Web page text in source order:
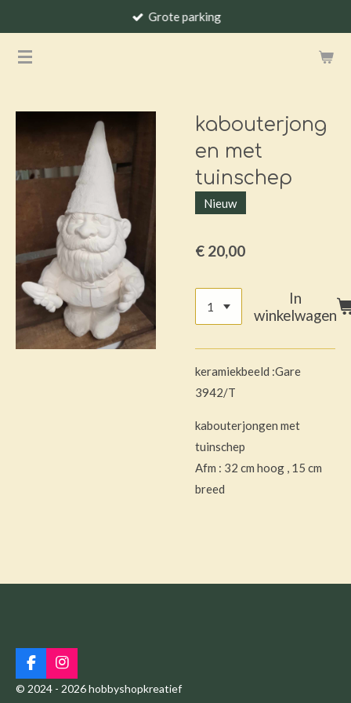
naar
Grote parking
kabouterjong
en met
tuinschep
Nieuw
€ 20,00
In
winkelwagen
keramiekbeeld :Gare
3942/T
kabouterjongen met
tuinschep
Afm : 32 cm hoog , 15 cm
breed
F
a
c
I
n
s
© 2024 - 2026 hobbyshopkreatief